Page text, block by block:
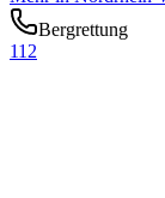
Bergrettung
112